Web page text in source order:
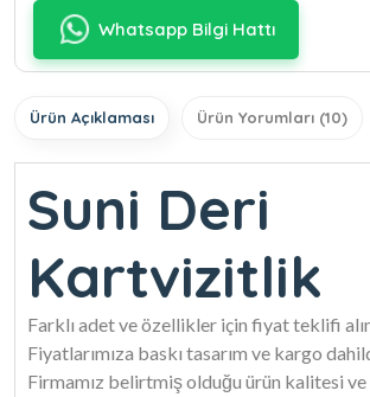
Whatsapp Bilgi Hattı
Ürün Açıklaması Ürün Yorumları (10)
Suni Deri
Kartvizitlik
Farklı adet ve özellikler için fiyat teklifi
Fiyatlarımıza baskı tasarım ve kargo
Firmamız belirtmiş olduğu ürün kalitesi